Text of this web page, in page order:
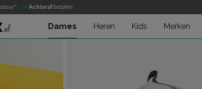
Achteraf betalen
Dames Heren Kids Merken
530